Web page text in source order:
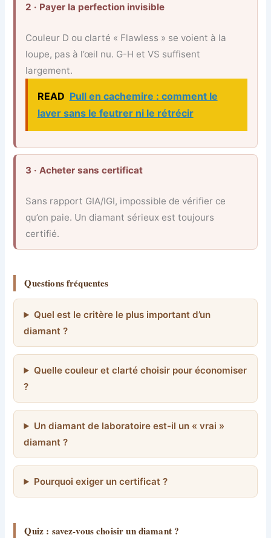
2 · Payer la perfection invisible
Couleur D ou clarté « Flawless » se voient à la
loupe, pas à l’œil nu. G-H et VS suffisent
largement.
READ Pull en cachemire : comment le
laver sans le feutrer ni le rétrécir
3 · Acheter sans certificat
Sans rapport GIA/IGI, impossible de vérifier ce
qu’on paie. Un diamant sérieux est toujours
certifié.
Questions fréquentes
Quel est le critère le plus important d’un
diamant ?
Quelle couleur et clarté choisir pour économiser
?
Un diamant de laboratoire est-il un « vrai »
diamant ?
Pourquoi exiger un certificat ?
Quiz : savez-vous choisir un diamant ?